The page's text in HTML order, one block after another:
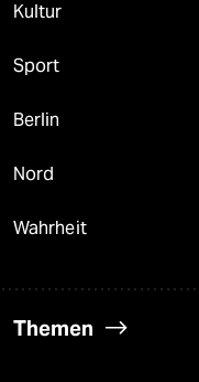
Kultur
Sport
Berlin
Nord
Wahrheit
Themen